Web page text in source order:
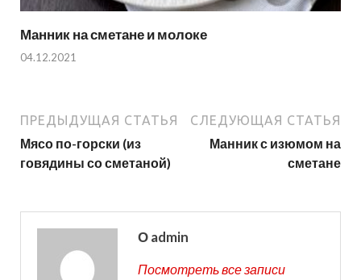
Манник на сметане и молоке
04.12.2021
ПРЕДЫДУЩАЯ СТАТЬЯ
Мясо по-горски (из
говядины со сметаной)
СЛЕДУЮЩАЯ СТАТЬЯ
Манник с изюмом на
сметане
О admin
Посмотреть все записи